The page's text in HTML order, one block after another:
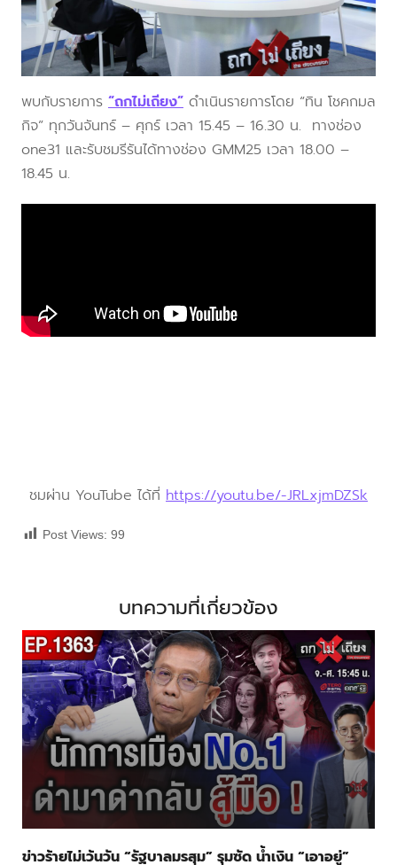
พบกับรายการ “ถกไม่เถียง” ดำเนินรายการโดย “ทิน โชคกมล
กิจ” ทุกวันจันทร์ – ศุกร์ เวลา 15.45 – 16.30 น. ทางช่อง
one31 และรับชมรีรันได้ทางช่อง GMM25 เวลา 18.00 –
18.45 น.
ชมผ่าน YouTube ได้ที่ https://youtu.be/-JRLxjmDZSk
Post Views: 99
บทความที่เกี่ยวข้อง
ข่าวร้ายไม่เว้นวัน “รัฐบาลมรสุม” รุมซัด น้ำเงิน “เอาอยู่”